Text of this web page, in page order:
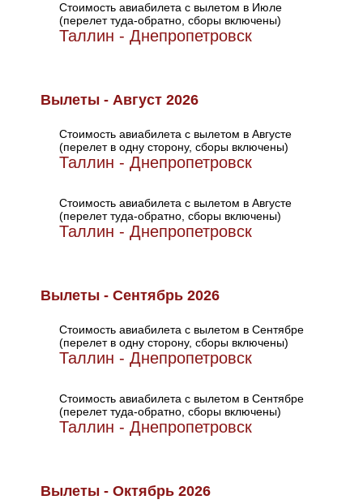
Стоимость авиабилета с вылетом в Июле
(перелет туда-обратно, сборы включены)
Таллин - Днепропетровск
Вылеты - Август 2026
Стоимость авиабилета с вылетом в Августе
(перелет в одну сторону, сборы включены)
Таллин - Днепропетровск
Стоимость авиабилета с вылетом в Августе
(перелет туда-обратно, сборы включены)
Таллин - Днепропетровск
Вылеты - Сентябрь 2026
Стоимость авиабилета с вылетом в Сентябре
(перелет в одну сторону, сборы включены)
Таллин - Днепропетровск
Стоимость авиабилета с вылетом в Сентябре
(перелет туда-обратно, сборы включены)
Таллин - Днепропетровск
Вылеты - Октябрь 2026